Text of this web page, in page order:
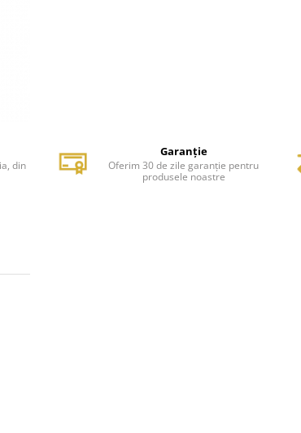
din
Garanție
Oferim 30 de zile garanție pentru
produsele noastre